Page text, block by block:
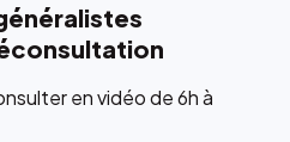
en vidéo de 6h à